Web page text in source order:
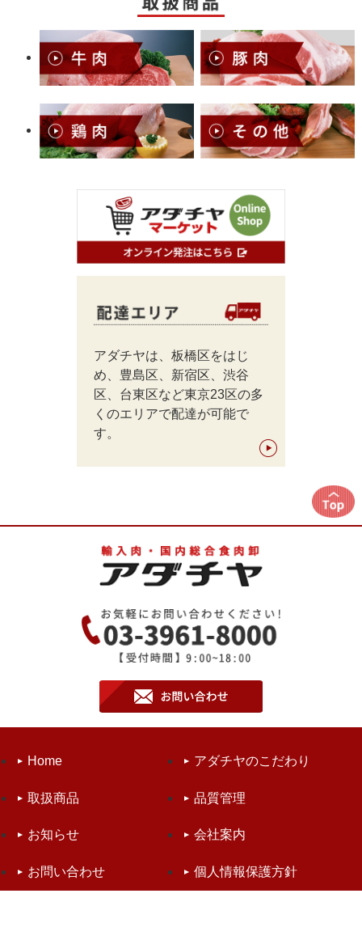
アダチヤは、板橋区をはじ
め、豊島区、新宿区、渋谷
区、台東区など東京23区の多
くのエリアで配達が可能で
す。
Home アダチヤのこだわり
取扱商品 品質管理
お知らせ 会社案内
お問い合わせ 個人情報保護方針